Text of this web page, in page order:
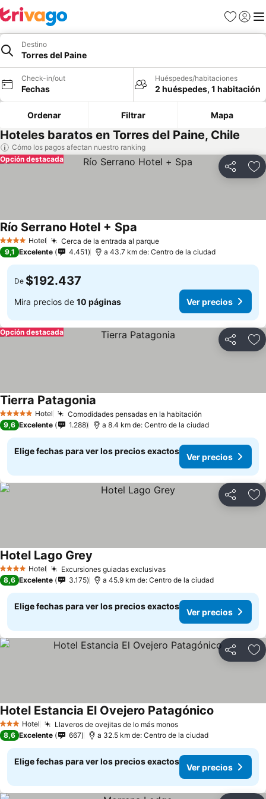
Favoritos
Iniciar
Destino
Torres del Paine
Check-in/out
Fechas
Huéspedes/habitaciones
2 huéspedes, 1 habitación
Ordenar Filtrar Mapa
Hoteles baratos en Torres del Paine, Chile
Cómo los pagos afectan nuestro ranking
Compartir
Opción destacada
4 EstrellasHotel Cerca de la entrada al parque
Río Serrano Hotel + Spa
9,1 Excelente 4.451 a 43.7 km de: Centro de la ciudad
De $192.437
Mira precios de 10 páginas Ver precios
Compartir
Opción destacada
5 Estrellas Hotel Comodidades pensadas en la habitación
Tierra Patagonia
9,6 Excelente 1.288 a 8.4 km de: Centro de la ciudad
Elige fechas para ver los precios exactos
Ver precios
Compartir
4 EstrellasHotel Excursiones guiadas exclusivas
Hotel Lago Grey
8,6 Excelente 3.175 a 45.9 km de: Centro de la ciudad
Elige fechas para ver los precios exactos
Ver precios
Compartir
3 Estrellas
Hotel Llaveros de ovejitas de lo más monos
Hotel Estancia El Ovejero Patagónico
8,6 Excelente 667 a 32.5 km de: Centro de la ciudad
Elige fechas para ver los precios exactos
Ver precios